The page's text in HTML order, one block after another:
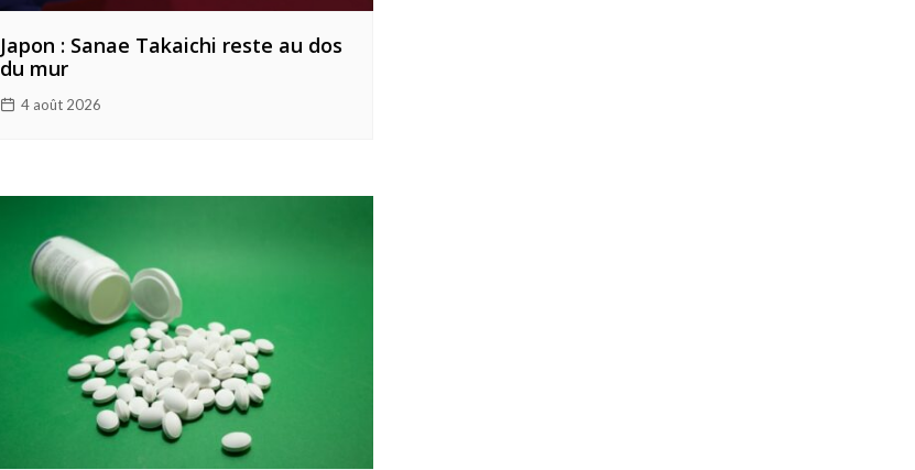
Japon : Sanae Takaichi reste au dos
du mur
4 août 2026